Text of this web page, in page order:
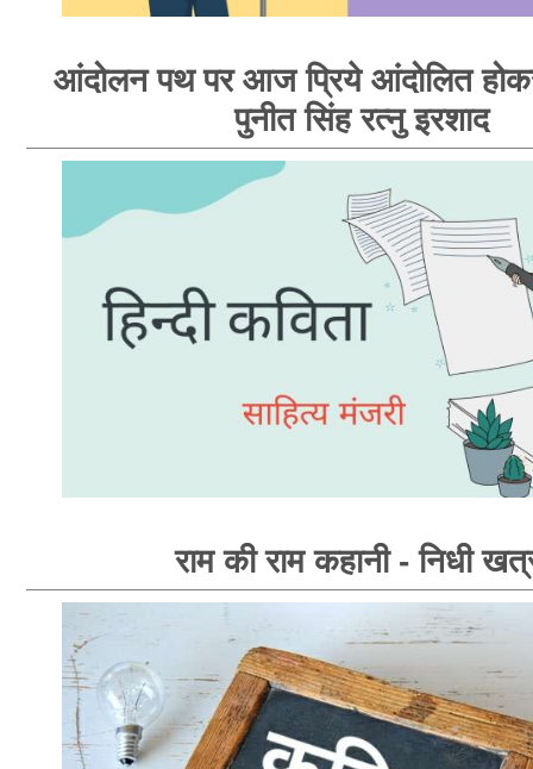
आंदोलन पथ पर आज प्रिये आंदोलित
पुनीत सिंह रत्नु इरशाद
राम की राम कहानी - निधी